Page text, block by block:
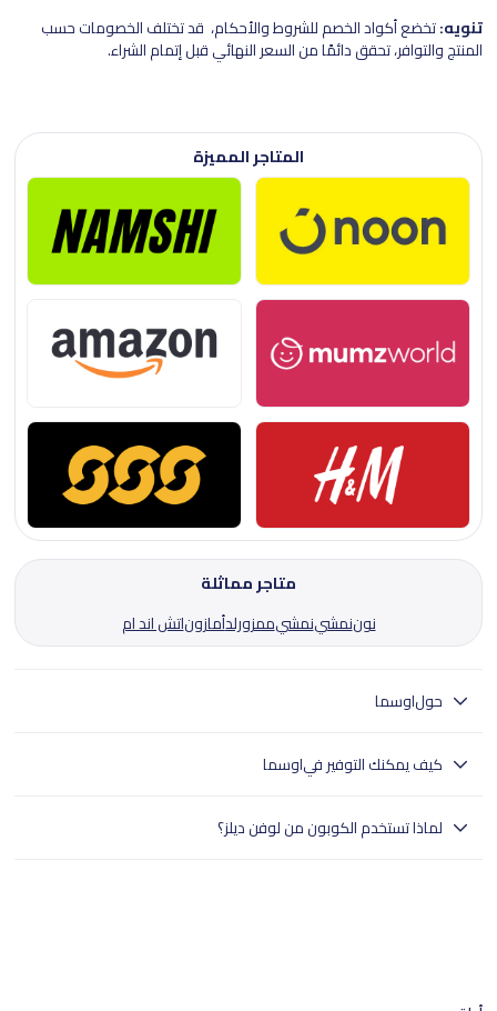
تنويه:تخضع أكواد الخصم للشروط والأحكام، قد تختلف الخصومات حسب
المنتج والتوافر، تحقق دائمًا من السعر النهائي قبل إتمام الشراء.
المتاجر المميزة
متاجر مماثلة
نوننمشينمشيممزورلدأمازوناتش اند ام
حولاوسما
كيف يمكنك التوفير فياوسما
بالبشرة والمنتجات المختارة بعناية، لتجمع بين الجودة والابتكار والأناقة.
لماذا تستخدم الكوبون من لوفن ديلز؟